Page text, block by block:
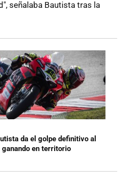
señalaba Bautista tras la
da el golpe definitivo al
en territorio